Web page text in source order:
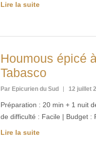
Lire la suite
Houmous épicé
Tabasco
Par Epicurien du Sud 12 juillet
Préparation : 20 min + 1 nuit
de difficulté : Facile | Budget
Lire la suite